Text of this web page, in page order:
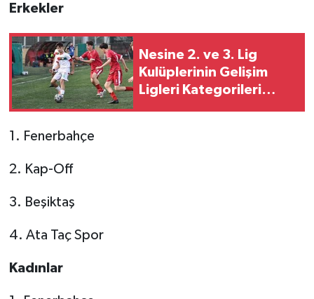
Erkekler
Nesine 2. ve 3. Lig
Kulüplerinin Gelişim
Ligleri Kategorileri
1. Fenerbahçe
2. Kap-Off
3. Beşiktaş
4. Ata Taç Spor
Kadınlar